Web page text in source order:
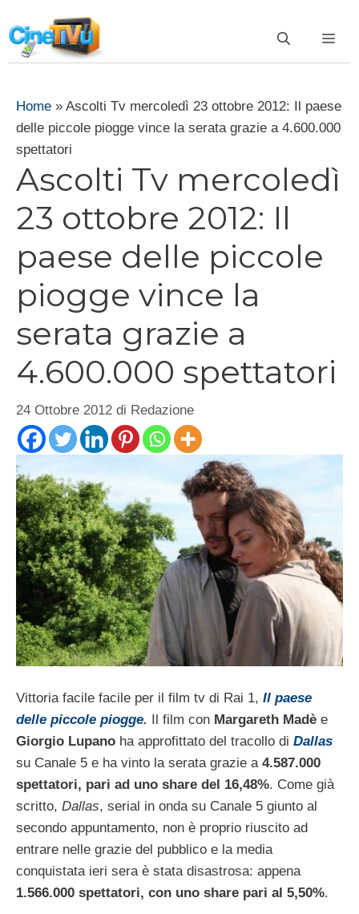
al
contenuto
Home » Ascolti Tv mercoledì 23 ottobre 2012: Il paese
delle piccole piogge vince la serata grazie a 4.600.000
spettatori
Ascolti Tv mercoledì
23 ottobre 2012: Il
paese delle piccole
piogge vince la
serata grazie a
4.600.000 spettatori
24 Ottobre 2012 di Redazione
Vittoria facile facile per il film tv di Rai 1, Il paese
delle piccole piogge. Il film con Margareth Madè e
Giorgio Lupano ha approfittato del tracollo di Dallas
su Canale 5 e ha vinto la serata grazie a 4.587.000
spettatori, pari ad uno share del 16,48%. Come già
scritto, Dallas, serial in onda su Canale 5 giunto al
secondo appuntamento, non è proprio riuscito ad
entrare nelle grazie del pubblico e la media
conquistata ieri sera è stata disastrosa: appena
1.566.000 spettatori, con uno share pari al 5,50%.